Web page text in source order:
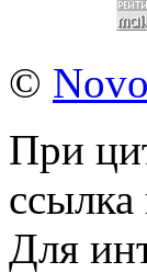
©
При
ссылка
Для